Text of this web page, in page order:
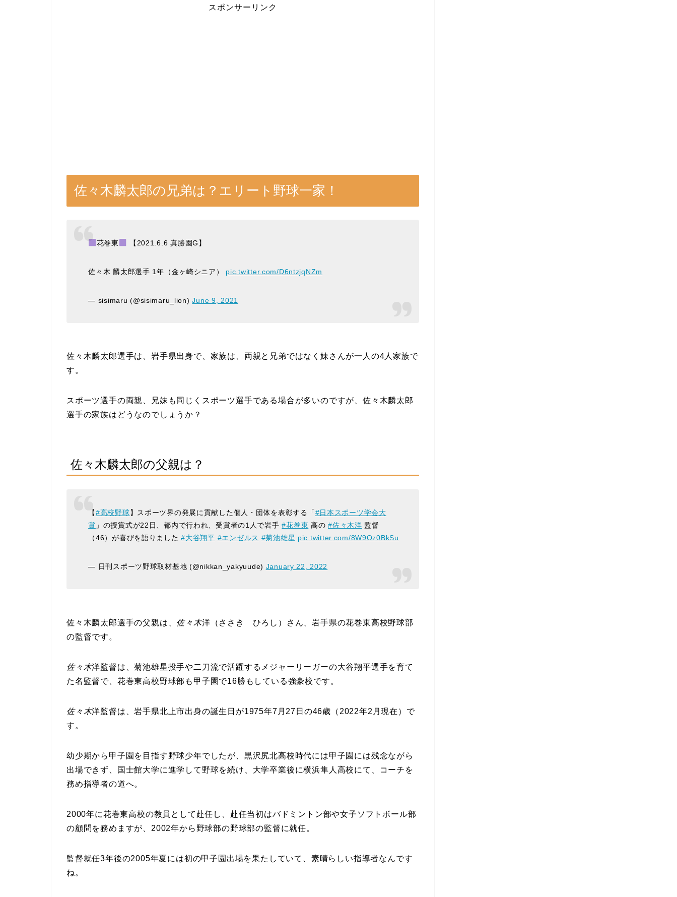
スポンサーリンク
佐々木麟太郎の兄弟は？エリート野球一家！
花巻東 【2021.6.6 真勝園G】
佐々木 麟太郎選手 1年（金ヶ崎シニア） pic.twitter.com/D6ntzjqNZm
— sisimaru (@sisimaru_lion)June 9, 2021
佐々木麟太郎選手は、岩手県出身で、家族は、両親と兄弟ではなく妹さんが一人の4人家族で
す。
スポーツ選手の両親、兄妹も同じくスポーツ選手である場合が多いのですが、佐々木麟太郎
選手の家族はどうなのでしょうか？
佐々木麟太郎の父親は？
【#高校野球】スポーツ界の発展に貢献した個人・団体を表彰する「#日本スポーツ学会大
賞 」の授賞式が22日、都内で行われ、受賞者の1人で岩手#花巻東 高の#佐々木洋 監督
（46）が喜びを語りました#大谷翔平 #エンゼルス #菊池雄星 pic.twitter.com/8W9Oz0BkSu
— 日刊スポーツ野球取材基地 (@nikkan_yakyuude) January 22, 2022
佐々木麟太郎選手の父親は、 佐々木洋（ささき ひろし）さん、岩手県の花巻東高校野球部
の監督です。
佐々木洋監督は、菊池雄星投手や二刀流で活躍するメジャーリーガーの大谷翔平選手を育て
た名監督で、花巻東高校野球部も甲子園で16勝もしている強豪校です。
佐々木洋監督は、岩手県北上市出身の誕生日が1975年7月27日の46歳（2022年2月現在）で
す。
幼少期から甲子園を目指す野球少年でしたが、黒沢尻北高校時代には甲子園には残念ながら
出場できず、国士館大学に進学して野球を続け、大学卒業後に横浜隼人高校にて、コーチを
務め指導者の道へ。
2000年に花巻東高校の教員として赴任し、赴任当初はバドミントン部や女子ソフトボール部
の顧問を務めますが、2002年から野球部の野球部の監督に就任。
監督就任3年後の2005年夏には初の甲子園出場を果たしていて、素晴らしい指導者なんです
ね。